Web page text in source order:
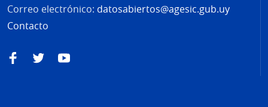
Correo electrónico: datosabiertos@agesic.gub.uy
Contacto
FacebookTwitterYouTube